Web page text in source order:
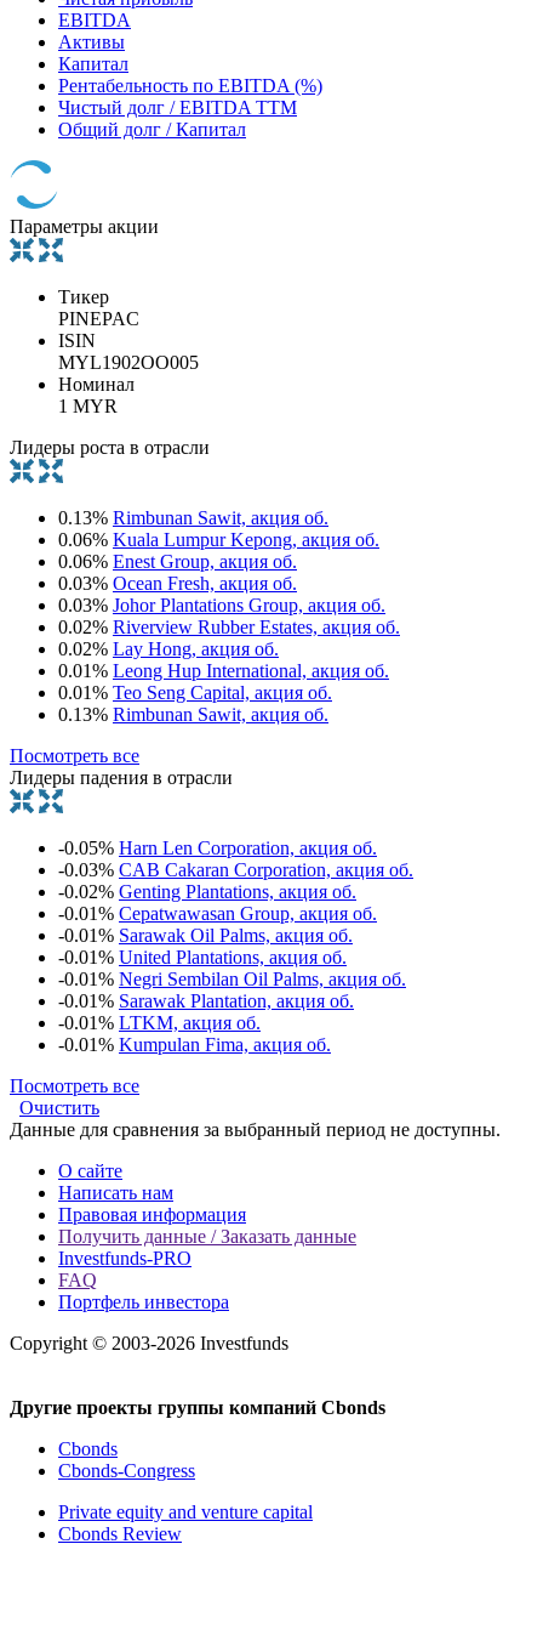
EBITDA
Активы
Капитал
Рентабельность по EBITDA (%)
Чистый долг / EBITDA TTM
Общий долг / Капитал
Параметры акции
Тикер
PINEPAC
ISIN
MYL1902OO005
Номинал
1 MYR
Лидеры роста в отрасли
0.13% Rimbunan Sawit, акция об.
0.06% Kuala Lumpur Kepong, акция об.
0.06% Enest Group, акция об.
0.03% Ocean Fresh, акция об.
0.03% Johor Plantations Group, акция об.
0.02% Riverview Rubber Estates, акция об.
0.02% Lay Hong, акция об.
0.01% Leong Hup International, акция об.
0.01% Teo Seng Capital, акция об.
0.13% Rimbunan Sawit, акция об.
Посмотреть все
Лидеры падения в отрасли
-0.05% Harn Len Corporation, акция об.
-0.03% CAB Cakaran Corporation, акция об.
-0.02% Genting Plantations, акция об.
-0.01% Cepatwawasan Group, акция об.
-0.01% Sarawak Oil Palms, акция об.
-0.01% United Plantations, акция об.
-0.01% Negri Sembilan Oil Palms, акция об.
-0.01% Sarawak Plantation, акция об.
-0.01% LTKM, акция об.
-0.01% Kumpulan Fima, акция об.
Посмотреть все
Очистить
Данные для сравнения за выбранный период не доступны.
О сайте
Написать нам
Правовая информация
Получить данные / Заказать данные
Investfunds-PRO
FAQ
Портфель инвестора
Copyright © 2003-2026 Investfunds
Другие проекты группы компаний Cbonds
Cbonds
Cbonds-Congress
Private equity and venture capital
Cbonds Review